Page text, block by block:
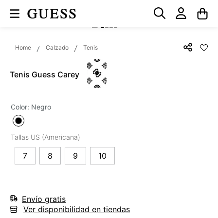
Calzado Tenis
Tenis Guess Carey
Color: Negro
7 8 9 10
Envío gratis
Ver disponibilidad en tiendas